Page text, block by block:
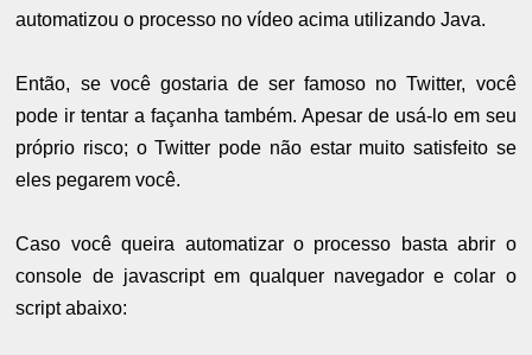
automatizou o processo no vídeo acima utilizando Java.
Então, se você gostaria de ser famoso no Twitter, você
pode ir tentar a façanha também. Apesar de usá-lo em seu
próprio risco; o Twitter pode não estar muito satisfeito se
eles pegarem você.
Caso você queira automatizar o processo basta abrir o
console de javascript em qualquer navegador e colar o
script abaixo: